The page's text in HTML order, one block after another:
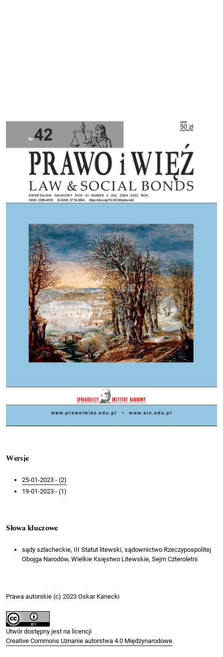
Wersje
25-01-2023 - (2)
19-01-2023 - (1)
Słowa kluczowe
sądy szlacheckie, III Statut litewski, sądownictwo Rzeczypospolitej
Obojga Narodów, Wielkie Księstwo Litewskie, Sejm Czteroletni
Prawa autorskie (c) 2023 Oskar Kanecki
Utwór dostępny jest na licencji
Creative Commons Uznanie autorstwa 4.0 Międzynarodowe.